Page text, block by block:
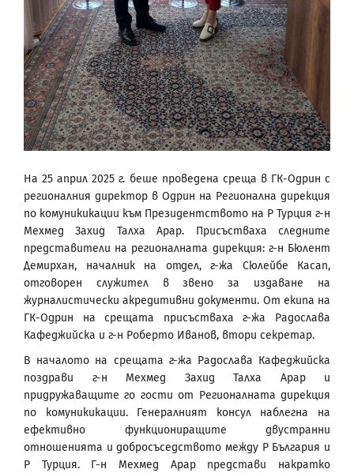
На 25 април 2025 г. беше проведена среща в ГК-Одрин с
регионалния директор в Одрин на Регионална дирекция
по комуникикации към Президентството на Р Турция г-н
Мехмед Захид Талха Арар. Присъстваха следните
представители на регионалната дирекция: г-н Бюлент
Демирхан, началник на отдел, г-жа Сюлейбе Касап,
отговорен служител в звено за издаване на
журналистически акредитивни документи. От екипа на
ГК-Одрин на срещата присъстваха г-жа Радослава
Кафеджийска и г-н Роберто Иванов, втори секретар.
В началото на срещата г-жа Радослава Кафеджийска
поздрави г-н Мехмед Захид Талха Арар и
придружаващите го гости от Регионалната дирекция
по комуникикации. Генералният консул наблегна на
ефективно функциониращите двустранни
отношенията и добросъседството между Р България и
Р Турция. Г-н Мехмед Арар представи накратко